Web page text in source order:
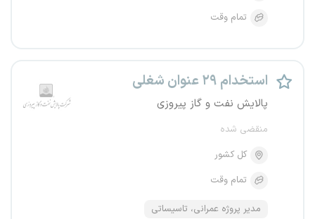
تمام وقت
استخدام ۲۹ عنوان شغلی
پالایش نفت و گاز پیروزی
منقضی شده
کل کشور
تمام وقت
مدیر پروژه عمرانی، تاسیساتی